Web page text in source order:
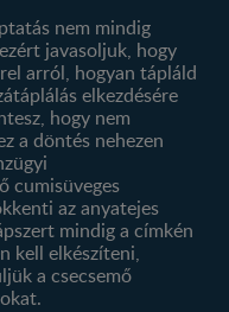
nem mindig
javasoljuk, hogy
arról, hogyan tápláld
elkezdésére
hogy nem
a döntés nehezen
cumisüveges
az anyatejes
mindig a címkén
kell elkészíteni,
a csecsemő